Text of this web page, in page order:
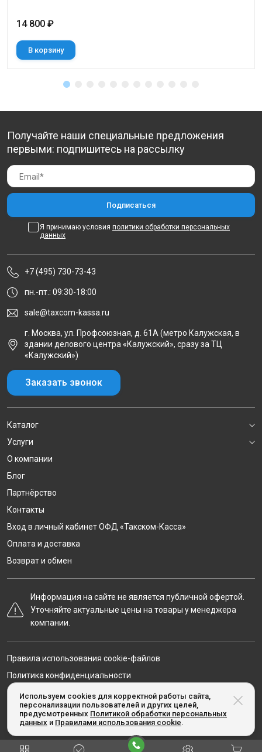
14 800 ₽
В корзину
Используем cookies для корректной работы сайта,
персонализации пользователей и других целей,
предусмотренных Политикой обработки персональных
данных и Правилами использования cookie.
Получайте наши специальные предложения
первыми: подпишитесь на рассылку
Я принимаю условия политики обработки персональных
данных
+7 (495) 730-73-43
пн.-пт.: 09:30-18:00
sale@taxcom-kassa.ru
г. Москва, ул. Профсоюзная, д. 61А (метро Калужская, в
здании делового центра «Калужский», сразу за ТЦ
«Калужский»)
Заказать звонок
Каталог
Услуги
О компании
Блог
Партнёрство
Контакты
Вход в личный кабинет ОФД «Такском-Касса»
Оплата и доставка
Возврат и обмен
Информация на сайте не является публичной офертой.
Уточняйте актуальные цены на товары у менеджера
компании.
© Taxcom-kassa.ru, 2020-2026
Правила использования cookie-файлов
Политика конфиденциальности
Карта сайта